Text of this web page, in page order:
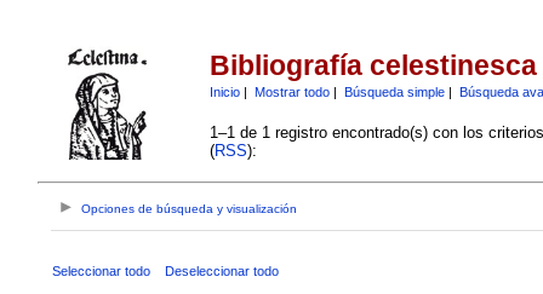
Bibliografía celestinesca
Inicio| Mostrar todo| Búsqueda simple| Búsqueda
1–1 de 1 registro encontrado(s) con los
(RSS):
Opciones de búsqueda y visualización
Seleccionar todo Deseleccionar todo